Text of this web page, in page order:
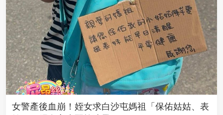
女警產後血崩！姪女求白沙屯媽祖「保佑姑姑、表